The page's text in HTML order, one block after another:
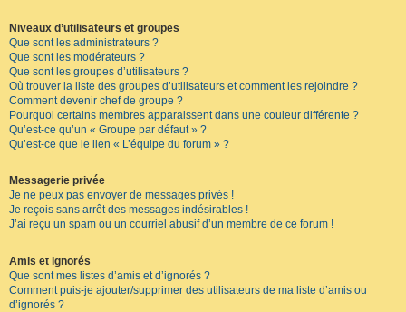
Niveaux d’utilisateurs et groupes
Que sont les administrateurs ?
Que sont les modérateurs ?
Que sont les groupes d’utilisateurs ?
Où trouver la liste des groupes d’utilisateurs et comment les rejoindre ?
Comment devenir chef de groupe ?
Pourquoi certains membres apparaissent dans une couleur différente ?
Qu’est-ce qu’un « Groupe par défaut » ?
Qu’est-ce que le lien « L’équipe du forum » ?
Messagerie privée
Je ne peux pas envoyer de messages privés !
Je reçois sans arrêt des messages indésirables !
J’ai reçu un spam ou un courriel abusif d’un membre de ce forum !
Amis et ignorés
Que sont mes listes d’amis et d’ignorés ?
Comment puis-je ajouter/supprimer des utilisateurs de ma liste d’amis ou
d’ignorés ?